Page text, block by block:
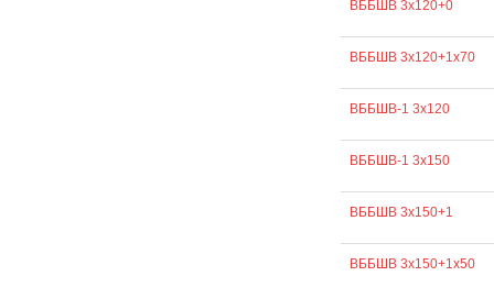
ВББШВ 3х120+0
ВББШВ 3х120+1х70
ВББШВ-1 3х120
ВББШВ-1 3х150
ВББШВ 3х150+1
ВББШВ 3х150+1х50